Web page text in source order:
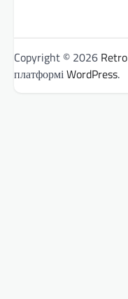
Copyright © 2026 Retro
платформіWordPress.